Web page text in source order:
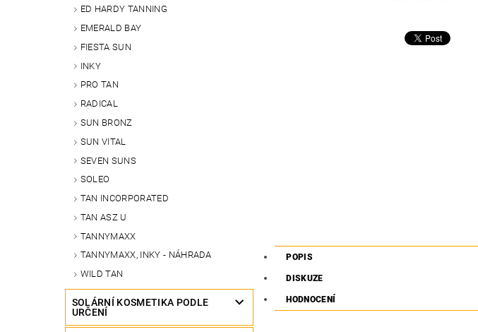
ED HARDY TANNING
EMERALD BAY
FIESTA SUN
INKY
PRO TAN
RADICAL
SUN BRONZ
SUN VITAL
SEVEN SUNS
SOLEO
TAN INCORPORATED
TAN ASZ U
TANNYMAXX
TANNYMAXX, INKY - NÁHRADA
WILD TAN
SOLÁRNÍ KOSMETIKA PODLE
URČENÍ
POPIS
DISKUZE
HODNOCENÍ